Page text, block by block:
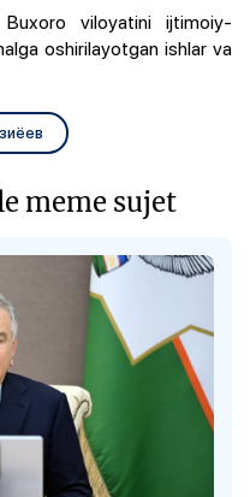
viloyatini ijtimoiy-
oshirilayotgan ishlar va
meme sujet